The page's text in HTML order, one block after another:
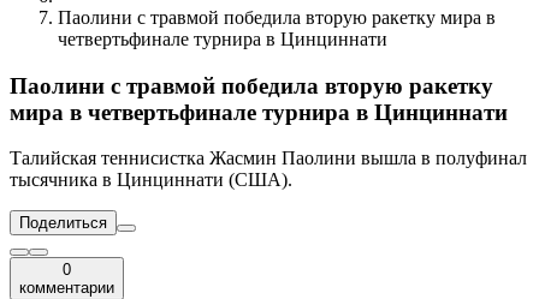
Паолини с травмой победила вторую ракетку мира в
четвертьфинале турнира в Цинциннати
Паолини с травмой победила вторую ракетку
мира в четвертьфинале турнира в Цинциннати
Талийская теннисистка Жасмин Паолини вышла в полуфинал
тысячника в Цинциннати (США).
Поделиться
0
комментарии